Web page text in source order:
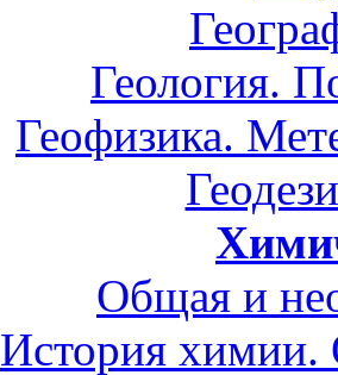
Геология.
Геофизика.
Общая и
История